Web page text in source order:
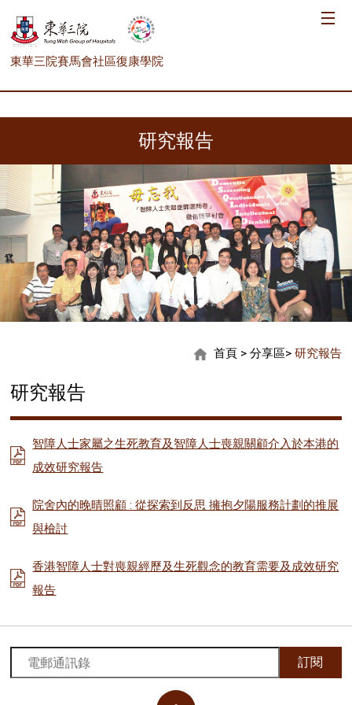
東華三院賽馬會社區復康學院
研究報告
首頁> 分享區> 研究報告
研究報告
智障人士家屬之生死教育及智障人士喪親關顧介入於本港的
成效研究報告
院舍內的晚晴照顧 : 從探索到反思 擁抱夕陽服務計劃的推展
與檢討
香港智障人士對喪親經歷及生死觀念的教育需要及成效研究
報告
訂閱